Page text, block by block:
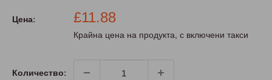
Цена:
Промо
цена
£11.88
Крайна цена на продукта, с включени такси
Количество: